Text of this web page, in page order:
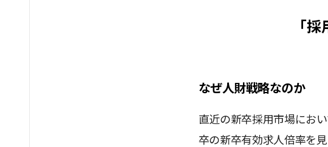
「
なぜ人財戦略なのか
直近の新卒採用市場にお
卒の新卒有効求人倍率を